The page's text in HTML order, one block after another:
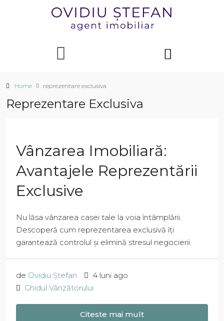
Home reprezentare exclusiva
Reprezentare Exclusiva
Vânzarea Imobiliară:
Avantajele Reprezentării
Exclusive
Nu lăsa vânzarea casei tale la voia întâmplării.
Descoperă cum reprezentarea exclusivă îți
garantează controlul și elimină stresul negocierii.
de Ovidiu Ștefan
4 luni ago
Ghidul Vânzătorului
Citeste mai mult